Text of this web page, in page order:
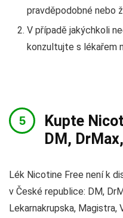
pravděpodobné nebo
V případě jakýchkoli
konzultujte s lékařem
Kupte
DM,
Lék Nicotine Free není k
v České republice: DM,
Lekarnakrupska, Magistra,